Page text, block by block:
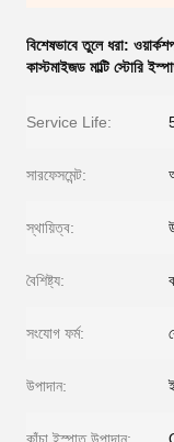
বিশেষভাবে তুলে ধরা:
কাস্টমাইজড মাল্টি স্টোরি
Service Life:
সারফেসমেন্ট:
স্থায়িত্ব:
বৈশিষ্ট্য:
সংযোগ ফর্ম:
উপাদান: